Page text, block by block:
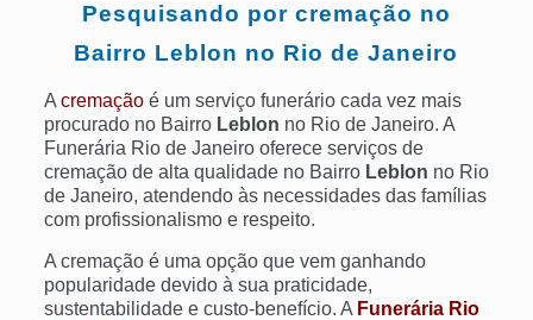
Pesquisando por cremação no
Bairro Leblon no Rio de Janeiro
A cremaçãoé um serviço funerário cada vez mais
procurado no Bairro Leblon no Rio de Janeiro. A
Funerária Rio de Janeiro oferece serviços de
cremação de alta qualidade no Bairro Leblon no Rio
de Janeiro, atendendo às necessidades das famílias
com profissionalismo e respeito.
A cremação é uma opção que vem ganhando
popularidade devido à sua praticidade,
sustentabilidade e custo-benefício. A Funerária Rio